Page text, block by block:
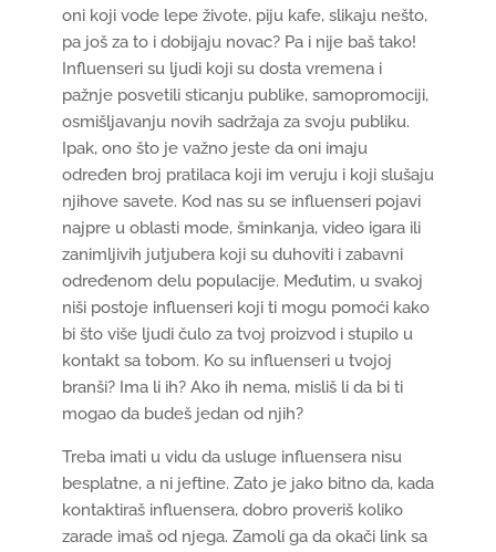
oni koji vode lepe živote, piju kafe, slikaju nešto,
pa još za to i dobijaju novac? Pa i nije baš tako!
Influenseri su ljudi koji su dosta vremena i
pažnje posvetili sticanju publike, samopromociji,
osmišljavanju novih sadržaja za svoju publiku.
Ipak, ono što je važno jeste da oni imaju
određen broj pratilaca koji im veruju i koji slušaju
njihove savete. Kod nas su se influenseri pojavi
najpre u oblasti mode, šminkanja, video igara ili
zanimljivih jutjubera koji su duhoviti i zabavni
određenom delu populacije. Međutim, u svakoj
niši postoje influenseri koji ti mogu pomoći kako
bi što više ljudi čulo za tvoj proizvod i stupilo u
kontakt sa tobom. Ko su influenseri u tvojoj
branši? Ima li ih? Ako ih nema, misliš li da bi ti
mogao da budeš jedan od njih?
Treba imati u vidu da usluge influensera nisu
besplatne, a ni jeftine. Zato je jako bitno da, kada
kontaktiraš influensera, dobro proveriš koliko
zarade imaš od njega. Zamoli ga da okači link sa